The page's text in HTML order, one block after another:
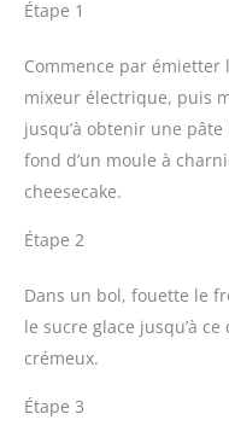
Étape 1
Commence par émietter
mixeur électrique, puis
jusqu’à obtenir une
fond d’un moule à
cheesecake.
Étape 2
Dans un bol, fouette le
le sucre glace jusqu’à
crémeux.
Étape 3